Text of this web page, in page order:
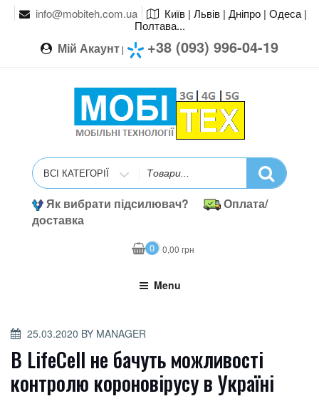
info@mobiteh.com.ua
Київ | Львів | Дніпро | Одеса |
Полтава...
Мій Акаунт | +38 (093) 996-04-19
Search
for
Як вибрати підсилювач?
Оплата/
доставка
0 0,00грн
Menu
POSTED
25.03.2020 BY MANAGER
В LifeCell не бачуть можливості
контролю короновірусу в Україні